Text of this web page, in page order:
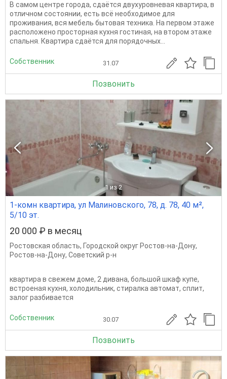
В самом центре города, сдаётся двухуровневая квартира, в
отличном состоянии, есть всё необходимое для
проживания, вся мебель бытовая техника. На первом этаже
расположено просторная кухня гостиная, на втором этаже
спальня. Квартира сдаётся для порядочных...
Собственник 31.07
Позвонить
1 из 2
1-комн квартира, ул Малиновского, 78, д. 78, 40 м²,
5/10 эт.
20 000 ₽ в месяц
Ростовская область, Городской округ Ростов-на-Дону,
Ростов-на-Дону, Советский р-н
квартира в свежем доме, 2 дивана, большой шкаф купе,
встроеная кухня, холодильник, стиралка автомат, сплит,
залог разбивается
Собственник 30.07
Позвонить